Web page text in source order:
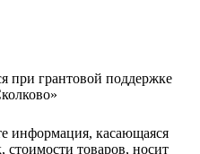
при грантовой поддержке
информация, касающаяся
стоимости товаров, носит